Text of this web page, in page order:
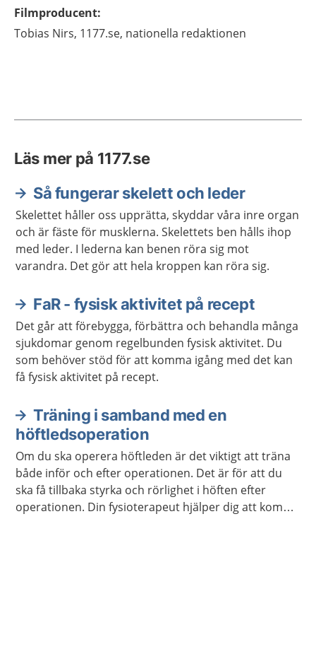
Filmproducent:
Tobias Nirs, 1177.se, nationella redaktionen
Läs mer på 1177.se
Så fungerar skelett och leder
Skelettet håller oss upprätta, skyddar våra inre organ
och är fäste för musklerna. Skelettets ben hålls ihop
med leder. I lederna kan benen röra sig mot
varandra. Det gör att hela kroppen kan röra sig.
FaR - fysisk aktivitet på recept
Det går att förebygga, förbättra och behandla många
sjukdomar genom regelbunden fysisk aktivitet. Du
som behöver stöd för att komma igång med det kan
få fysisk aktivitet på recept.
Träning i samband med en
höftledsoperation
Om du ska operera höftleden är det viktigt att träna
både inför och efter operationen. Det är för att du
ska få tillbaka styrka och rörlighet i höften efter
operationen. Din fysioterapeut hjälper dig att komma